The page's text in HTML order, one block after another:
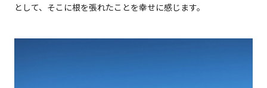
として、そこに根を張れたことを幸せに感じます。